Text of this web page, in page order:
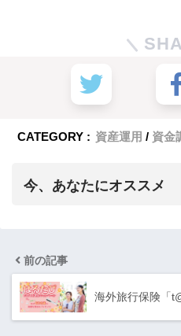
CATEGORY : 資産運用 資金
今、あなたにオススメ
前の記事
海外旅行保険「